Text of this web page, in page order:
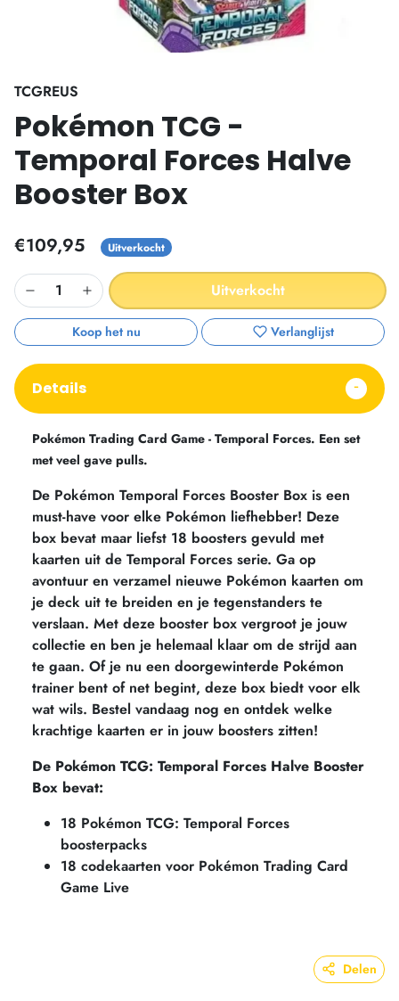
TCGREUS
Pokémon TCG -
Temporal Forces Halve
Booster Box
€109,95 Uitverkocht
Uitverkocht
Koop het nu Verlanglijst
Details
Pokémon Trading Card Game - Temporal Forces. Een set
met veel gave pulls.
De Pokémon Temporal Forces Booster Box is een
must-have voor elke Pokémon liefhebber! Deze
box bevat maar liefst 18 boosters gevuld met
kaarten uit de Temporal Forces serie. Ga op
avontuur en verzamel nieuwe Pokémon kaarten om
je deck uit te breiden en je tegenstanders te
verslaan. Met deze booster box vergroot je jouw
collectie en ben je helemaal klaar om de strijd aan
te gaan. Of je nu een doorgewinterde Pokémon
trainer bent of net begint, deze box biedt voor elk
wat wils. Bestel vandaag nog en ontdek welke
krachtige kaarten er in jouw boosters zitten!
De Pokémon TCG: Temporal Forces Halve Booster
Box bevat:
18 Pokémon TCG: Temporal Forces
boosterpacks
18 codekaarten voor Pokémon Trading Card
Game Live
Delen